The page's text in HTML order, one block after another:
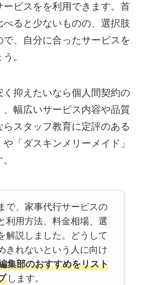
ービスをを利用できます。首
ると少ないものの、選択肢
、自分に合ったサービスを
。
く抑えたいなら個人間契約の
、幅広いサービス内容や品質
スタッフ教育に定評のある
や「ダスキンメリーメイド」
で、家事代行サービスの
利用方法、料金相場、選
解説しました。どうして
きれないという人に向け
集部のおすすめをリスト
します。